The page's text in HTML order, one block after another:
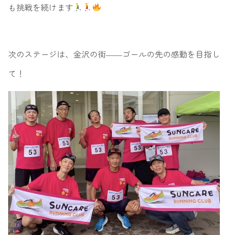
も挑戦を続けます
次のステージは、金沢の街――ゴールの先の感動を目指し
て！